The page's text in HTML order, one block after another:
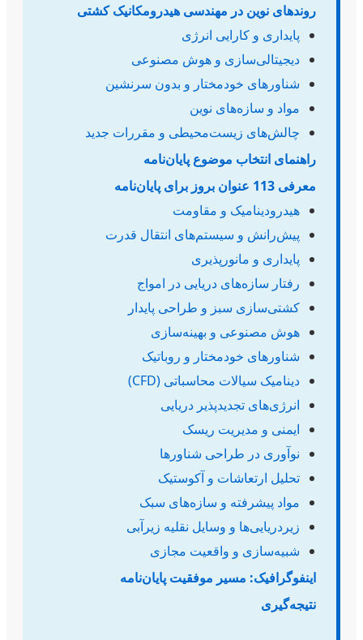
روندهای نوین در مهندسی هیدرومکانیک کشتی
پایداری و کارایی انرژی
دیجیتالی‌سازی و هوش مصنوعی
شناورهای خودمختار و بدون سرنشین
مواد و سازه‌های نوین
چالش‌های زیست‌محیطی و مقررات جدید
راهنمای انتخاب موضوع پایان‌نامه
معرفی 113 عنوان بروز برای پایان‌نامه
هیدرودینامیک و مقاومت
پیش‌رانش و سیستم‌های انتقال قدرت
پایداری و مانورپذیری
رفتار سازه‌های دریایی در امواج
کشتی‌سازی سبز و طراحی پایدار
هوش مصنوعی و بهینه‌سازی
شناورهای خودمختار و روباتیک
دینامیک سیالات محاسباتی (CFD)
انرژی‌های تجدیدپذیر دریایی
ایمنی و مدیریت ریسک
نوآوری در طراحی شناورها
تحلیل ارتعاشات و آکوستیک
مواد پیشرفته و سازه‌های سبک
زیردریایی‌ها و وسایل نقلیه زیرآبی
شبیه‌سازی و واقعیت مجازی
اینفوگرافیک: مسیر موفقیت پایان‌نامه
نتیجه‌گیری